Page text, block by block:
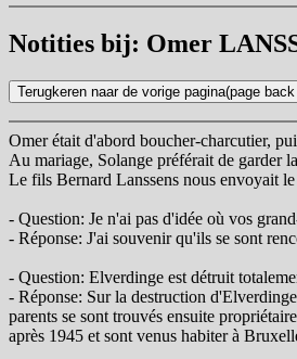
Notities bij: Omer
Omer était d'abord boucher-charcutier,
Au mariage, Solange préférait de garder
Le fils Bernard Lanssens nous envoyait
- Question: Je n'ai pas d'idée où vos
- Réponse: J'ai souvenir qu'ils se sont
- Question: Elverdinge est détruit
- Réponse: Sur la destruction
parents se sont trouvés ensuite
après 1945 et sont venus habiter à